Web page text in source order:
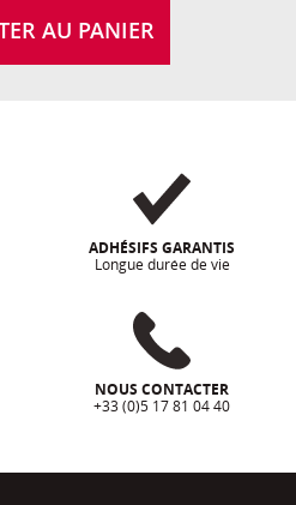
AU PANIER
ADHÉSIFS GARANTIS
Longue durée de vie
NOUS CONTACTER
+33 (0)5 17 81 04 40